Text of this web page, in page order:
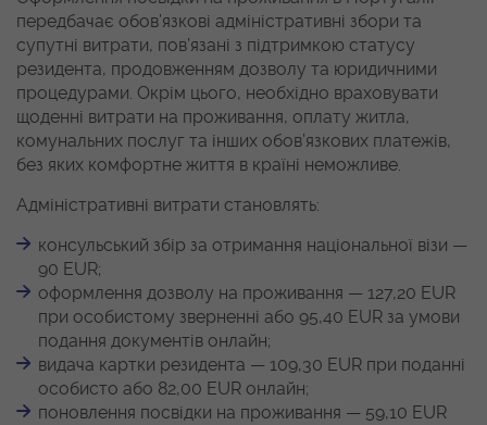
передбачає обов’язкові адміністративні збори та
супутні витрати, пов’язані з підтримкою статусу
резидента, продовженням дозволу та юридичними
процедурами. Окрім цього, необхідно враховувати
щоденні витрати на проживання, оплату житла,
комунальних послуг та інших обов’язкових платежів,
без яких комфортне життя в країні неможливе.
Адміністративні витрати становлять:
консульський збір за отримання національної візи —
90 EUR;
оформлення дозволу на проживання — 127,20 EUR
при особистому зверненні або 95,40 EUR за умови
подання документів онлайн;
видача картки резидента — 109,30 EUR при поданні
особисто або 82,00 EUR онлайн;
поновлення посвідки на проживання — 59,10 EUR